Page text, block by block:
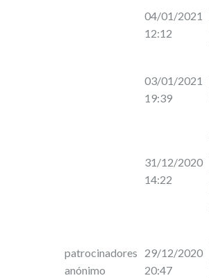
04/01/2021
12:12
03/01/2021
19:39
31/12/2020
14:22
patrocinadores
anónimo
29/12/2020
20:47